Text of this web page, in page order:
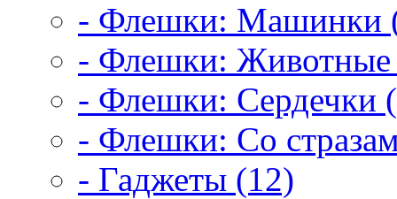
- Флешки: Машинки
- Флешки: Животные
- Флешки: Сердечки
- Флешки: Со
- Гаджеты (12)